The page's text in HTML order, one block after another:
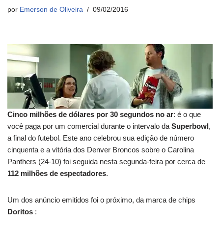
por Emerson de Oliveira 09/02/2016
Cinco milhões de dólares por 30 segundos no ar: é o que
você paga por um comercial durante o intervalo da Superbowl,
a final do futebol. Este ano celebrou sua edição de número
cinquenta e a vitória dos Denver Broncos sobre o Carolina
Panthers (24-10) foi seguida nesta segunda-feira por cerca de
112 milhões de espectadores.
Um dos anúncio emitidos foi o próximo, da marca de chips
Doritos :